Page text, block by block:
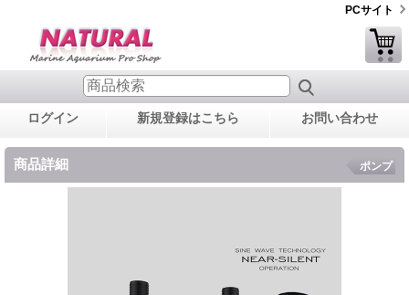
PCサイト
ログイン 新規登録はこちら お問い合わせ
商品詳細 ポンプ